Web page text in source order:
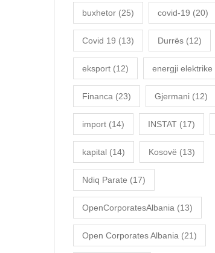
buxhetor (25) covid-19 (20)
Covid 19 (13) Durrës (12)
eksport (12) energji elektrike
Financa (23) Gjermani (12)
import (14) INSTAT (17)
kapital (14) Kosovë (13)
Ndiq Parate (17)
OpenCorporatesAlbania (13)
Open Corporates Albania (21)